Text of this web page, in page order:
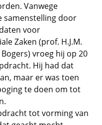
Vanwege
samenstelling door
voor
Zaken (prof. H.J.M.
Bogers) vroeg hij op 20
Hij had dat
maar er was toen
te doen om tot
tot vorming van